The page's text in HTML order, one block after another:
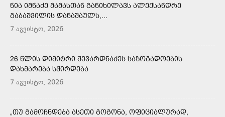
ᲜᲘᲐ ᲘᲛᲜᲐᲫᲔ ᲛᲐᲛᲐᲡᲗᲐᲜ ᲒᲐᲜᲘᲮᲘᲚᲐᲕᲡ ᲐᲚᲔᲥᲡᲐᲜᲓᲠᲔ
ᲒᲐᲑᲐᲨᲕᲘᲚᲘᲡ ᲓᲐᲜᲐᲨᲐᲣᲚᲡ,...
7 აგვისტო, 2026
26 ᲬᲚᲘᲡ ᲓᲘᲛᲘᲢᲠᲘ ᲨᲔᲕᲐᲠᲓᲜᲐᲫᲔᲡ ᲡᲐᲖᲝᲒᲐᲓᲝᲔᲑᲘᲡ
ᲓᲐᲮᲛᲐᲠᲔᲑᲐ ᲡᲭᲘᲠᲓᲔᲑᲐ
7 აგვისტო, 2026
„ᲗᲣ ᲒᲐᲛᲝᲩᲜᲓᲔᲑᲐ ᲐᲡᲔᲗᲘ ᲒᲝᲒᲝᲜᲐ, ᲝᲤᲘᲪᲘᲐᲚᲣᲠᲐᲓ,